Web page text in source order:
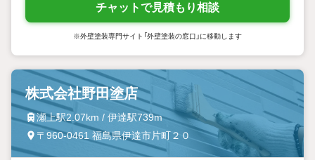
チャットで見積もり相談
※外壁塗装専門サイト「外壁塗装の窓口」に移動します
株式会社野田塗店
瀬上駅2.07km / 伊達駅739m
〒960-0461 福島県伊達市片町２０